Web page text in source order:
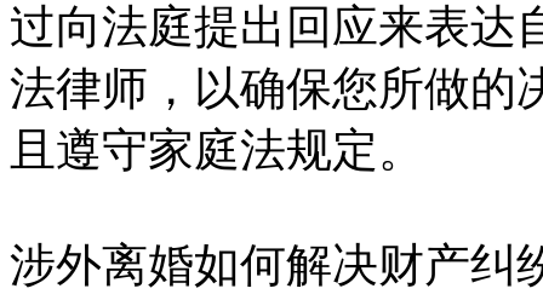
过向法庭提出回应来表达
法律师，以确保您所做的
且遵守家庭法规定。
涉外离婚如何解决财产纠